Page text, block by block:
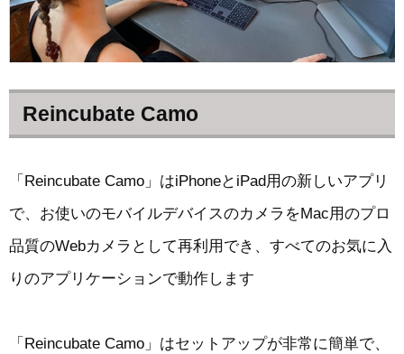
Reincubate Camo
「Reincubate Camo」はiPhoneとiPad用の新しいアプリ
で、お使いのモバイルデバイスのカメラをMac用のプロ
品質のWebカメラとして再利用でき、すべてのお気に入
りのアプリケーションで動作します
「Reincubate Camo」はセットアップが非常に簡単で、